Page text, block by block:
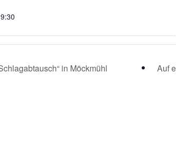
in Möckmühl Auf